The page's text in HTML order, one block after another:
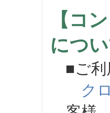
【コ
につ
■ご利
ク